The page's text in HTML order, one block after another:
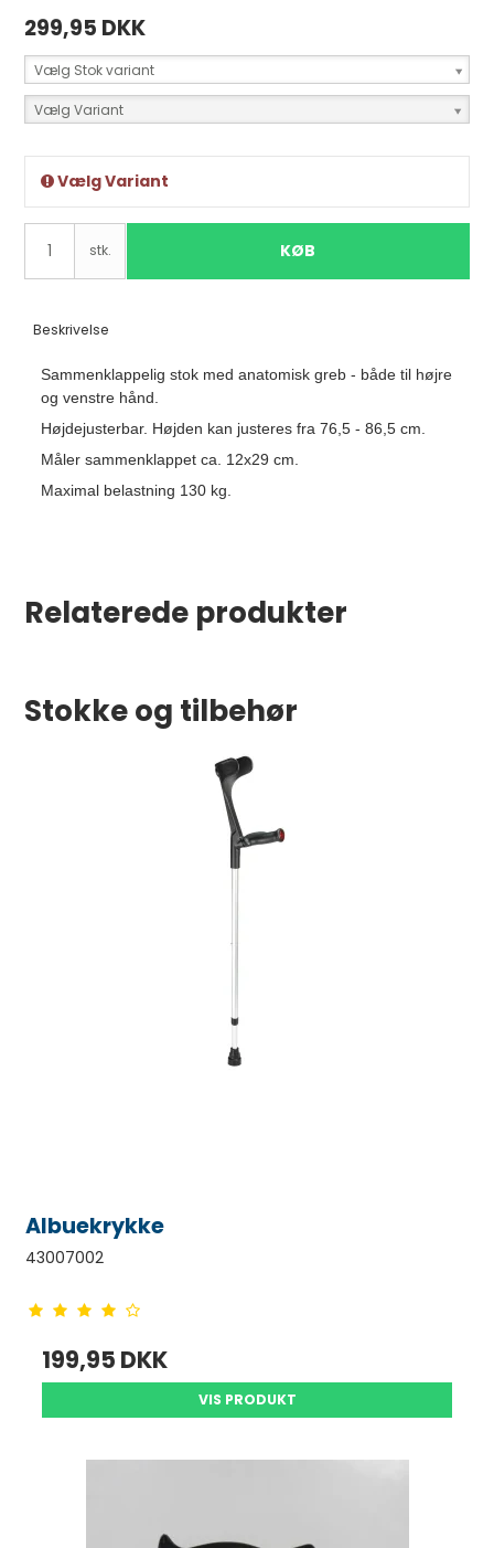
299,95 DKK
Vælg Stok variant
Vælg Variant
Vælg Variant
stk. KØB
Beskrivelse
Sammenklappelig stok med anatomisk greb - både til højre
og venstre hånd.
Højdejusterbar. Højden kan justeres fra 76,5 - 86,5 cm.
Måler sammenklappet ca. 12x29 cm.
Maximal belastning 130 kg.
Relaterede produkter
Stokke og tilbehør
Albuekrykke
43007002
199,95 DKK
VIS PRODUKT